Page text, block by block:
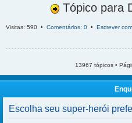
Tópico para
Visitas: 590 • Comentários: 0 • Escrever
13967 tópicos •
Escolha seu super-herói